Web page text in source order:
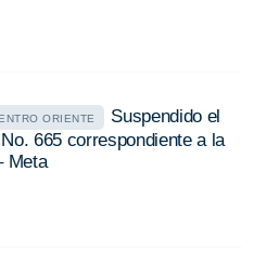
ORIENTE
Suspendido el
665 correspondiente a la
Meta